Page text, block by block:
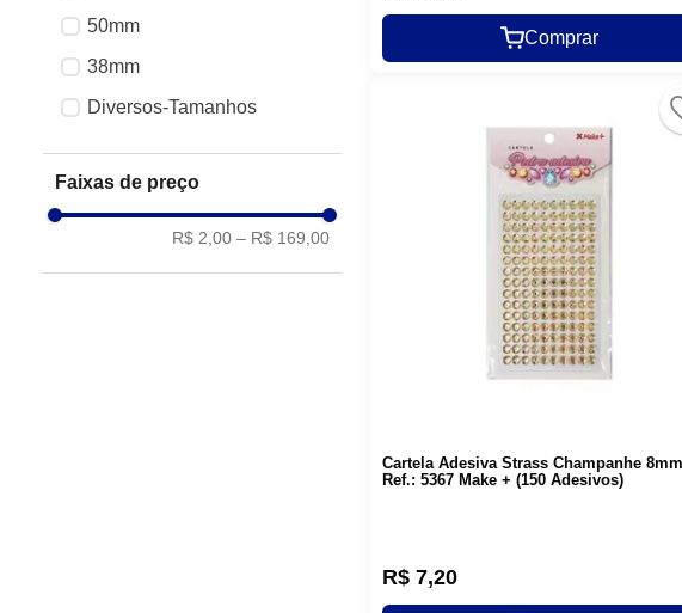
Matriz para Artesanato
50mm
38mm
Diversos-Tamanhos
Faixas de preço
R$ 2,00 – R$ 169,00
Comprar
Cartela Adesiva Strass Champanhe 8mm
Ref.: 5367 Make + (150 Adesivos)
R$ 7,20